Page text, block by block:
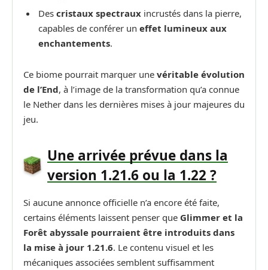
Des cristaux spectraux incrustés dans la pierre,
capables de conférer un effet lumineux aux
enchantements.
Ce biome pourrait marquer une véritable évolution
de l’End, à l’image de la transformation qu’a connue
le Nether dans les dernières mises à jour majeures du
jeu.
Une arrivée prévue dans la
version 1.21.6 ou la 1.22 ?
Si aucune annonce officielle n’a encore été faite,
certains éléments laissent penser que Glimmer et la
Forêt abyssale pourraient être introduits dans
la mise à jour 1.21.6. Le contenu visuel et les
mécaniques associées semblent suffisamment